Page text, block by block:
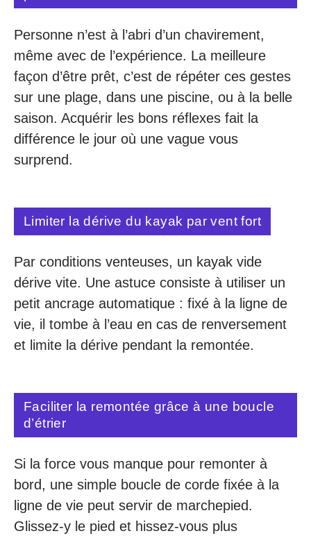
Personne n’est à l’abri d’un chavirement,
même avec de l’expérience. La meilleure
façon d’être prêt, c’est de répéter ces gestes
sur une plage, dans une piscine, ou à la belle
saison. Acquérir les bons réflexes fait la
différence le jour où une vague vous
surprend.
Limiter la dérive du kayak par vent fort
Par conditions venteuses, un kayak vide
dérive vite. Une astuce consiste à utiliser un
petit ancrage automatique : fixé à la ligne de
vie, il tombe à l’eau en cas de renversement
et limite la dérive pendant la remontée.
Faciliter la remontée grâce à une boucle
d’étrier
Si la force vous manque pour remonter à
bord, une simple boucle de corde fixée à la
ligne de vie peut servir de marchepied.
Glissez-y le pied et hissez-vous plus